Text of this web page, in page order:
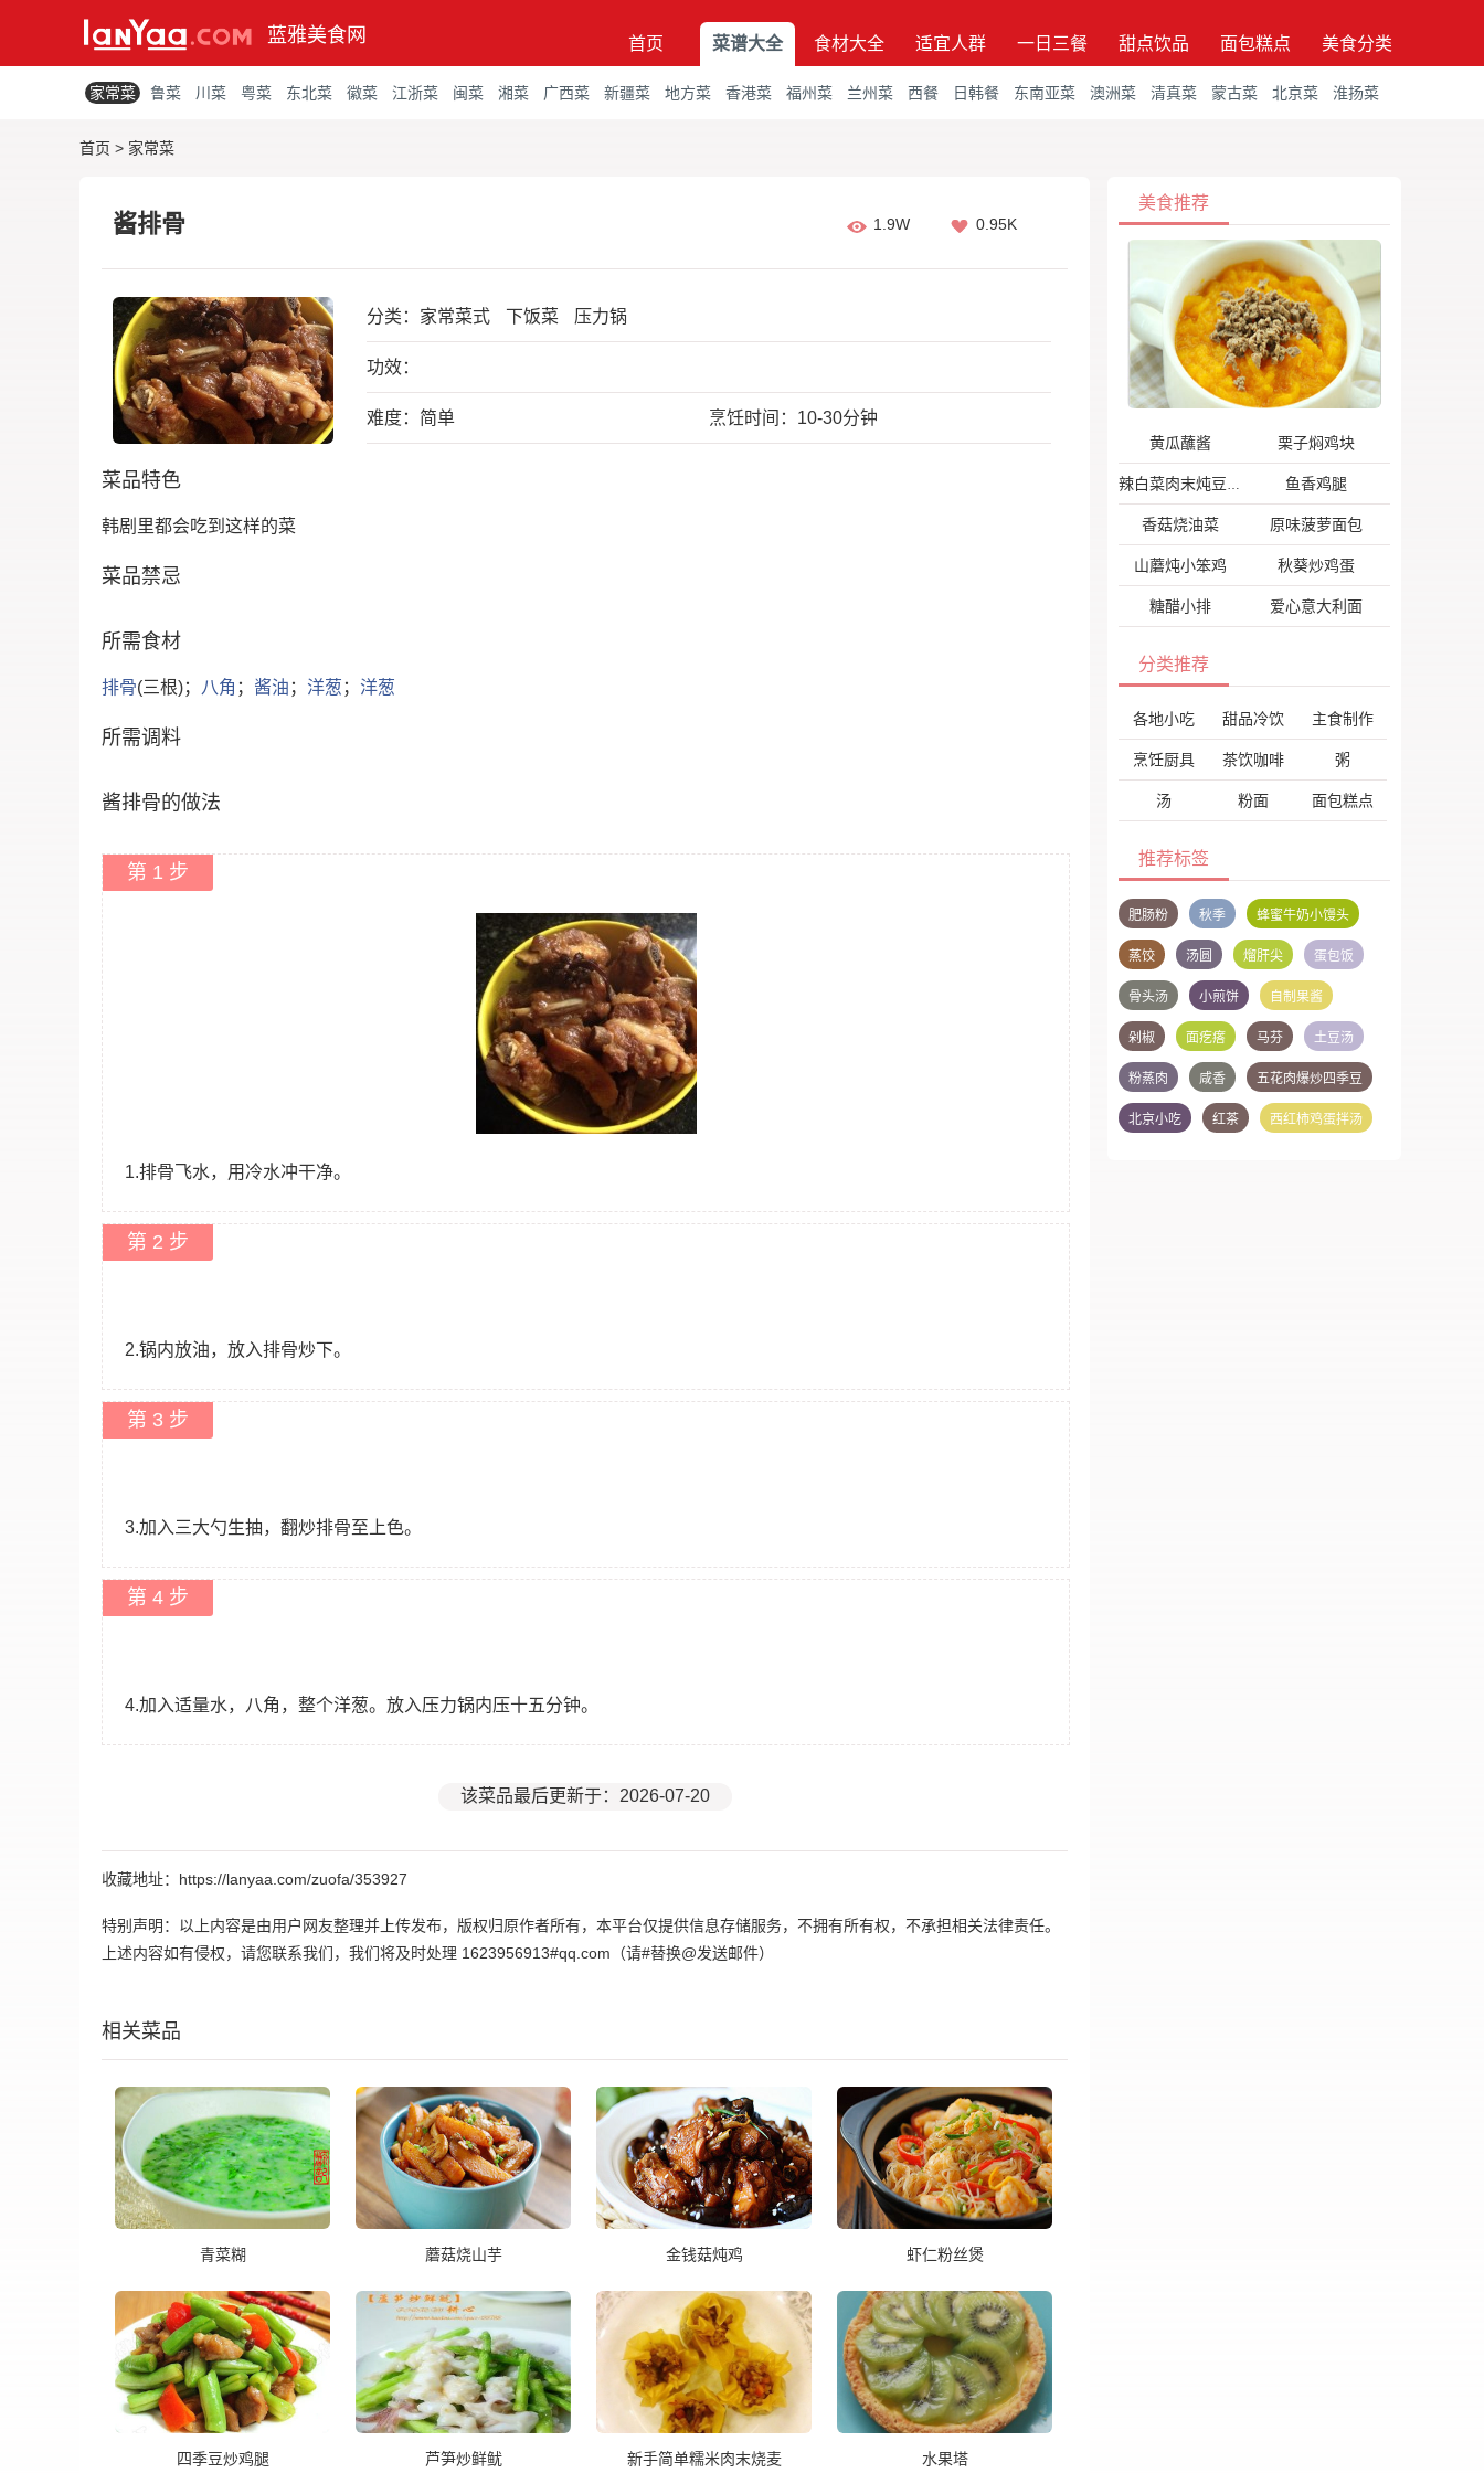
蓝雅美食网 首页 菜谱大全 食材大全 适宜人群 一日三餐 甜点饮品 面包糕点 美食分类
家常菜 鲁菜 川菜 粤菜 东北菜 徽菜 江浙菜 闽菜 湘菜 广西菜 新疆菜 地方菜 香港菜 福州菜 兰州菜 西餐 日韩餐 东南亚菜 澳洲菜 清真菜 蒙古菜 北京菜 淮扬菜
首页 > 家常菜
酱排骨 1.9W 0.95K
分类： 家常菜式 下饭菜 压力锅
功效：
难度：简单 烹饪时间：10-30分钟
菜品特色
韩剧里都会吃到这样的菜
菜品禁忌
所需食材
排骨(三根)； 八角 ； 酱油 ； 洋葱 ； 洋葱
所需调料
酱排骨的做法
第 1 步
1.排骨飞水，用冷水冲干净。
第 2 步
2.锅内放油，放入排骨炒下。
第 3 步
3.加入三大勺生抽，翻炒排骨至上色。
第 4 步
4.加入适量水，八角，整个洋葱。放入压力锅内压十五分钟。
该菜品最后更新于：2026-07-20
收藏地址：https://lanyaa.com/zuofa/353927
特别声明：以上内容是由用户网友整理并上传发布，版权归原作者所有，本平台仅提供信息存储服务，不拥有所有权，不承担相关法律责任。
上述内容如有侵权，请您联系我们，我们将及时处理 1623956913#qq.com（请#替换@发送邮件）
相关菜品
青菜糊 蘑菇烧山芋 金钱菇炖鸡 虾仁粉丝煲
四季豆炒鸡腿 芦笋炒鲜鱿 新手简单糯米肉末烧麦 水果塔
美食推荐
黄瓜蘸酱 栗子焖鸡块
辣白菜肉末炖豆腐 鱼香鸡腿
香菇烧油菜 原味菠萝面包
山蘑炖小笨鸡 秋葵炒鸡蛋
糖醋小排 爱心意大利面
分类推荐
各地小吃 甜品冷饮 主食制作
烹饪厨具 茶饮咖啡 粥
汤 粉面 面包糕点
推荐标签
肥肠粉 秋季 蜂蜜牛奶小馒头
蒸饺 汤圆 熘肝尖 蛋包饭
骨头汤 小煎饼 自制果酱
剁椒 面疙瘩 马芬 土豆汤
粉蒸肉 咸香 五花肉爆炒四季豆
北京小吃 红茶 西红柿鸡蛋拌汤